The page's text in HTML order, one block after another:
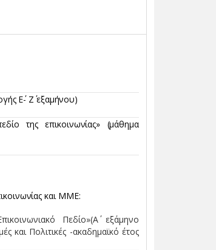
Ε΄- Ζ΄ εξαμήνου)
της επικοινωνίας» (μάθημα
και ΜΜΕ:
Πεδίο»(Α΄ εξάμηνο
και Πολιτικές -ακαδημαϊκό έτος